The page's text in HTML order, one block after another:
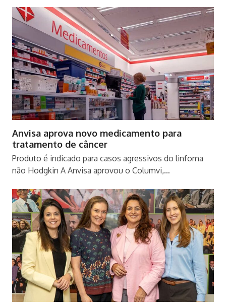
Anvisa aprova novo medicamento para
tratamento de câncer
Produto é indicado para casos agressivos do linfoma
não Hodgkin A Anvisa aprovou o Columvi,…